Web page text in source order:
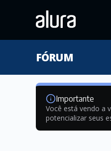
FÓRUM
Importante
Você está vendo a
potencializar seus